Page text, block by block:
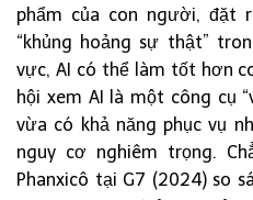
phẩm của con người, đặt
“khủng hoảng sự thật”
vực, AI có thể làm tốt hơn
hội xem AI là một công cụ
vừa có khả năng phục vụ
nguy cơ nghiêm trọng.
Phanxicô tại G7 (2024) so